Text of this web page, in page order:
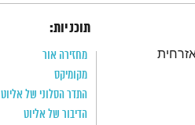
תוכניות:
מחזירה אור
מקומיקס
התדר הסלוני של אליוט
הדיבור של אליוט